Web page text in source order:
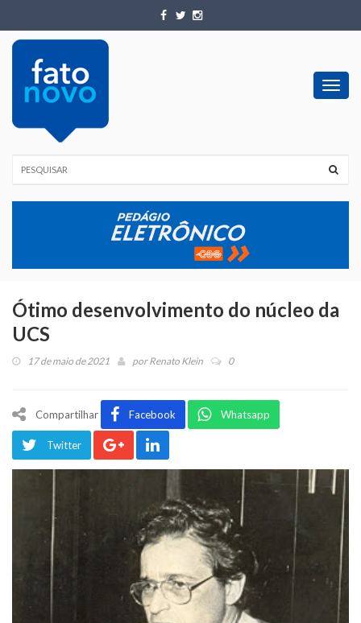
Ótimo desenvolvimento do núcleo da
UCS
17 de maio de 2021 porRenato Klein 0
Compartilhar Facebook Whatsapp
Twitter